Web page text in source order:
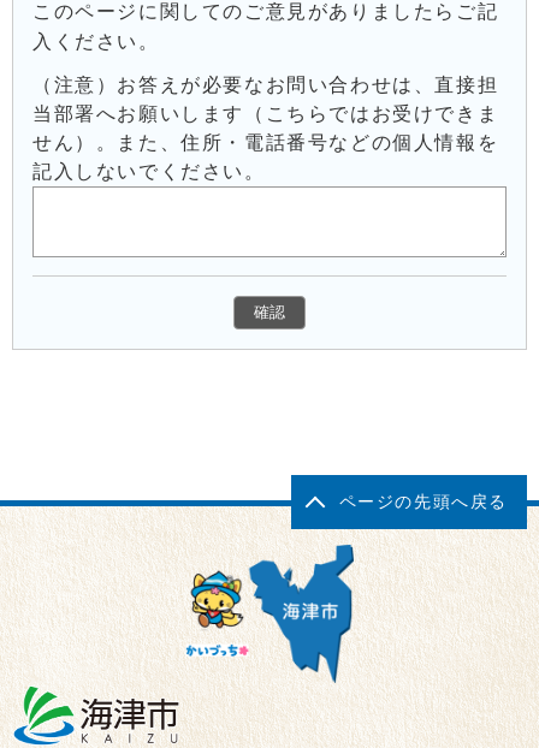
このページに関してのご意見がありましたらご記
入ください。
（注意）お答えが必要なお問い合わせは、直接担
当部署へお願いします（こちらではお受けできま
せん）。また、住所・電話番号などの個人情報を
記入しないでください。
ページの先頭へ戻る